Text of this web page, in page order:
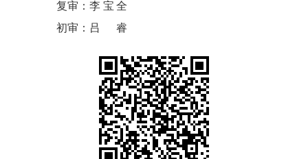
复审： 李宝全
初审： 吕睿